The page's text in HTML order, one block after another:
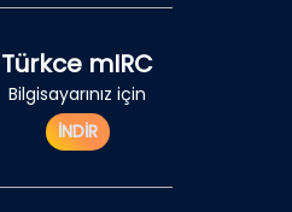
Türkce mIRC
Bilgisayarınız için
İNDİR